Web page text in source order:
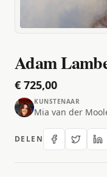
Adam
€ 725,00
KUNSTENAAR
Mia van der
DELEN